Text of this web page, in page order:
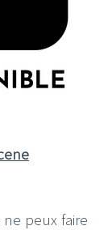
ne peux faire